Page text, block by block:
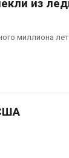
из
миллиона лет